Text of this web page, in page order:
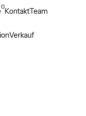
Verkauf
0KontaktTeam